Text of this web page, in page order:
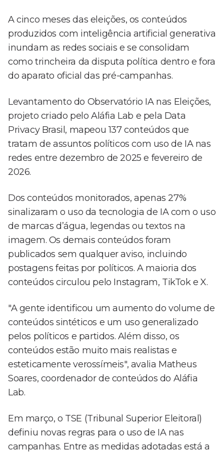
A cinco meses das eleições, os conteúdos
produzidos com inteligência artificial generativa
inundam as redes sociais e se consolidam
como trincheira da disputa política dentro e fora
do aparato oficial das pré-campanhas.
Levantamento do Observatório IA nas Eleições,
projeto criado pelo Aláfia Lab e pela Data
Privacy Brasil, mapeou 137 conteúdos que
tratam de assuntos políticos com uso de IA nas
redes entre dezembro de 2025 e fevereiro de
2026.
Dos conteúdos monitorados, apenas 27%
sinalizaram o uso da tecnologia de IA com o uso
de marcas d’água, legendas ou textos na
imagem. Os demais conteúdos foram
publicados sem qualquer aviso, incluindo
postagens feitas por políticos. A maioria dos
conteúdos circulou pelo Instagram, TikTok e X.
"A gente identificou um aumento do volume de
conteúdos sintéticos e um uso generalizado
pelos políticos e partidos. Além disso, os
conteúdos estão muito mais realistas e
esteticamente verossímeis", avalia Matheus
Soares, coordenador de conteúdos do Aláfia
Lab.
Em março, o TSE (Tribunal Superior Eleitoral)
definiu novas regras para o uso de IA nas
campanhas. Entre as medidas adotadas está a